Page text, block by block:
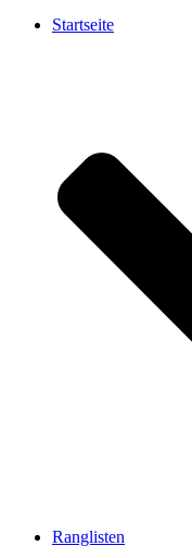
Startseite
Ranglisten